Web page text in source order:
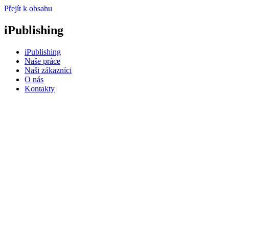
Přejít k obsahu
iPublishing
iPublishing
Naše práce
Naši zákazníci
O nás
Kontakty